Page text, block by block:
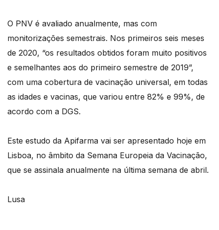
O PNV é avaliado anualmente, mas com
monitorizações semestrais. Nos primeiros seis meses
de 2020, “os resultados obtidos foram muito positivos
e semelhantes aos do primeiro semestre de 2019”,
com uma cobertura de vacinação universal, em todas
as idades e vacinas, que variou entre 82% e 99%, de
acordo com a DGS.
Este estudo da Apifarma vai ser apresentado hoje em
Lisboa, no âmbito da Semana Europeia da Vacinação,
que se assinala anualmente na última semana de abril.
Lusa